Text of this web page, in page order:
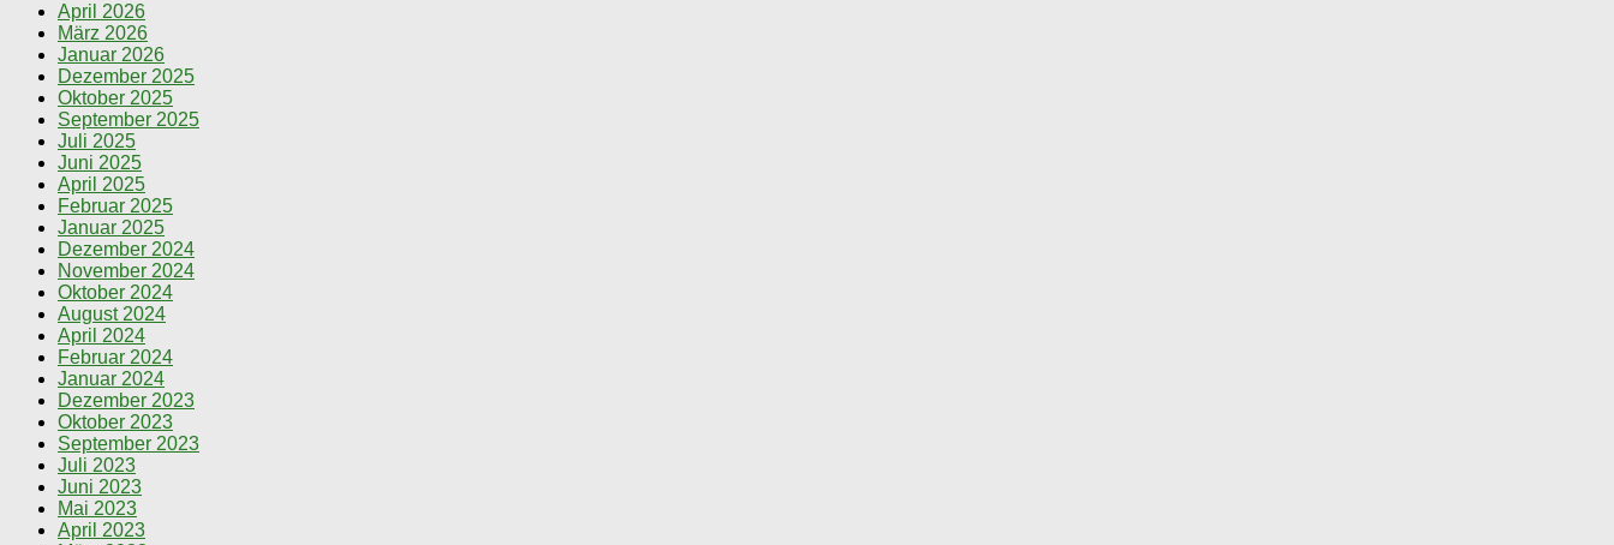
April 2026
März 2026
Januar 2026
Dezember 2025
Oktober 2025
September 2025
Juli 2025
Juni 2025
April 2025
Februar 2025
Januar 2025
Dezember 2024
November 2024
Oktober 2024
August 2024
April 2024
Februar 2024
Januar 2024
Dezember 2023
Oktober 2023
September 2023
Juli 2023
Juni 2023
Mai 2023
April 2023